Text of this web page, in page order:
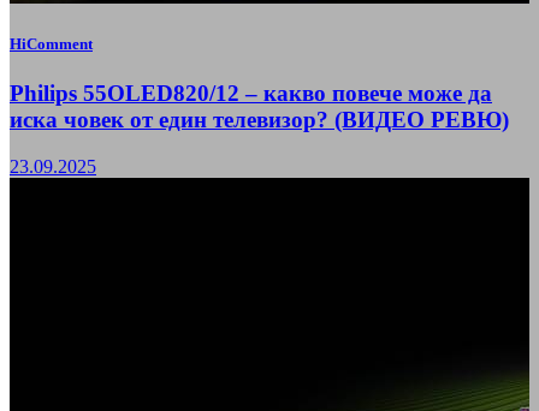
HiComment
Philips 55OLED820/12 – какво повече може да
иска човек от един телевизор? (ВИДЕО РЕВЮ)
23.09.2025